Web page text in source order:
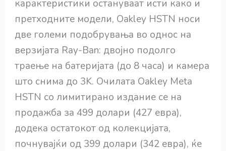
карактеристики остануваат исти како и
претходните модели, Oakley HSTN носи
две големи подобрувања во однос на
верзијата Ray-Ban: двојно подолго
траење на батеријата (до 8 часа) и камера
што снима до 3K. Очилата Oakley Meta
HSTN со лимитирано издание се на
продажба за 499 долари (427 евра),
додека остатокот од колекцијата,
почнувајќи од 399 долари (342 евра), ќе